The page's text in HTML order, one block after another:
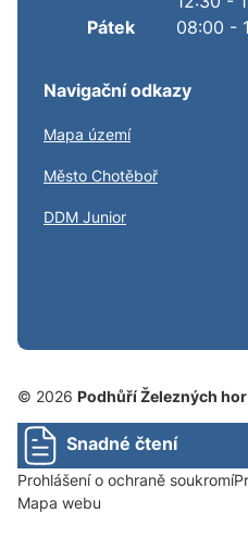
Pátek
08:00 -
Navigační odkazy
Mapa území
Město Chotěboř
DDM Junior
© 2026 Podhůří Železných hor
Snadné čtení
Prohlášení o ochraně soukromí
Mapa webu